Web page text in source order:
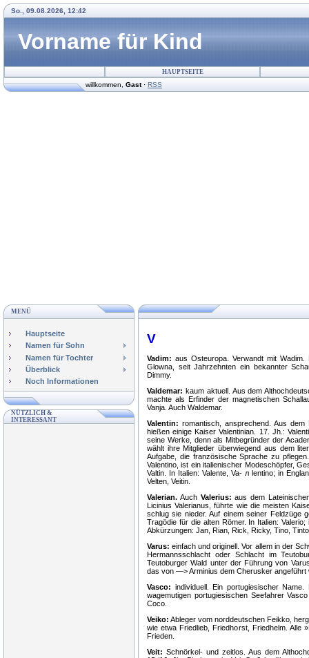
So., 09.08.2026, 12:42
Vorname für Kind
HAUPTSEITE
willkommen Gast· RSS
MENÜ
Hauptseite
Namen für Sohn
Namen für Tochter
Überblick
Noch Informationen
NÜTZLICH &
INTERESSANT
V
Vadim: aus Osteuropa. Verwandt mit
Glowna, seit Jahrzehnten ein bekannter
Dimmy.
Valdemar: kaum aktuell. Aus dem
machte als Erfinder der magnetischen
Vanja. Auch Waldemar.
Valentin: romantisch, ansprechend. Aus
hießen einige Kaiser Valentinian. 17. Jh.:
seine Werke, denn als Mitbegründer der
wählt ihre Mitglieder überwiegend aus dem
Aufgabe, die französische Sprache zu
Valentino, ist ein italienischer Modeschöpfer,
Valtin. In Italien: Valente, Va- л lentino; in
Velten, Veitin.
Valerian. Auch Valerius: aus dem
Licinius Valerianus, führte wie die meisten
schlug sie nieder. Auf einem seiner Feldzüge
Tragödie für die alten Römer. In Italien:
Abkürzungen: Jan, Rian, Rick, Ricky, Tino,
Varus: einfach und originell. Vor allem in der
Hermannsschlacht oder Schlacht im
Teutoburger Wald unter der Führung von
das von —> Arminius dem Cherusker angeführt
Vasco: individuell. Ein portugiesischer
wagemutigen portugiesischen Seefahrer
Coco.
Veiko: Ableger vom norddeutschen Feikko,
wie etwa Friedlieb, Friedhorst, Friedhelm. Alle
Frieden.
Veit: Schnörkel- und zeitlos. Aus dem